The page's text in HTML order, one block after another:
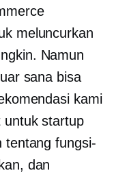
meluncurkan
Namun
sana bisa
kami
untuk startup
tentang fungsi-
dan